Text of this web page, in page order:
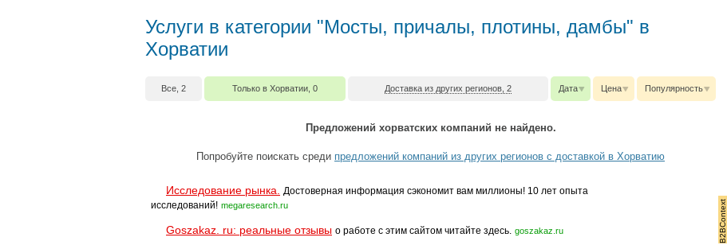
Услуги в категории "Мосты, причалы, плотины, дамбы" в
Хорватии
Все, 2 Только в Хорватии, 0 Доставка из других регионов, 2 Дата Цена Популярность
Предложений хорватских компаний не найдено.
Попробуйте поискать среди предложений компаний из других регионов с доставкой в Хорватию
Исследование рынка.
Достоверная информация сэкономит вам миллионы! 10 лет опыта
исследований! megaresearch.ru
Goszakaz. ru: реальные отзывы о работе с этим сайтом читайте здесь. goszakaz.ru